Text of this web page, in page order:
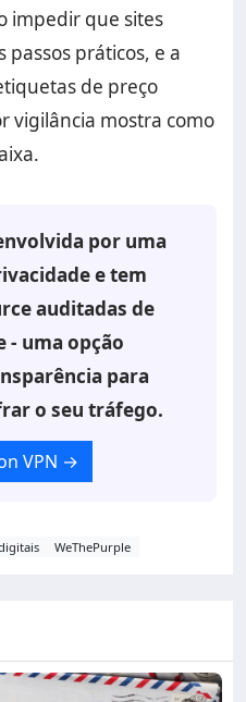
impedir que sites
passos práticos, e a
de preço
vigilância mostra como
por uma
e tem
auditadas de
- uma opção
para
o seu tráfego.
VPN →
WeThePurple